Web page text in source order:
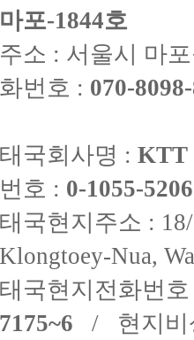
마포-1844호
주소 : 서울시 마
화번호 : 070-
태국회사명 : KTT
번호 : 0-1055-
태국현지주소 :
Klongtoey-Nua,
태국현지전화번
7175~6 / 현지비